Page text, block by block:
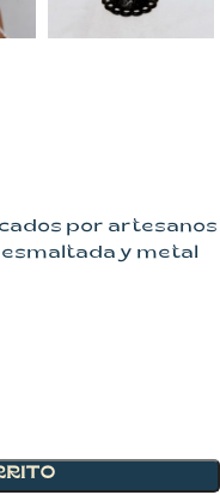
por artesanos
esmaltada y metal